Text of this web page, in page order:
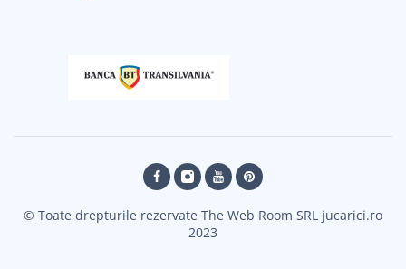
© Toate drepturile rezervate The Web Room SRL jucarici.ro
2023